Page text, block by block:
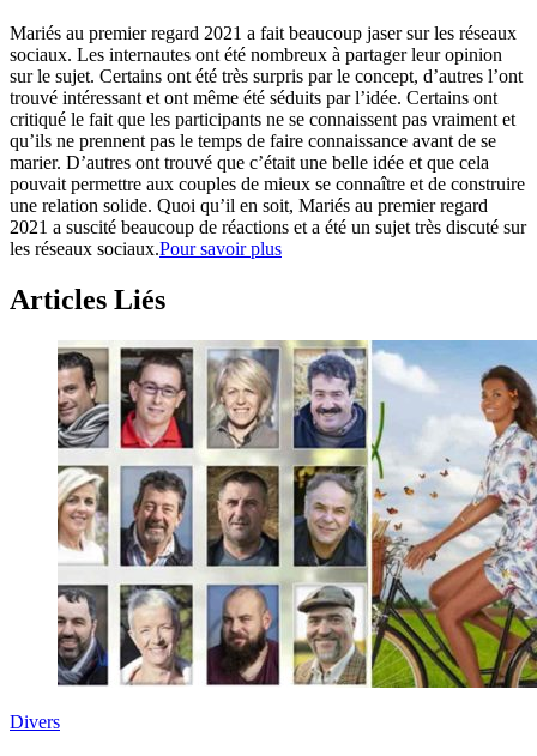
Mariés au premier regard 2021 a fait beaucoup jaser sur les réseaux
sociaux. Les internautes ont été nombreux à partager leur opinion
sur le sujet. Certains ont été très surpris par le concept, d’autres l’ont
trouvé intéressant et ont même été séduits par l’idée. Certains ont
critiqué le fait que les participants ne se connaissent pas vraiment et
qu’ils ne prennent pas le temps de faire connaissance avant de se
marier. D’autres ont trouvé que c’était une belle idée et que cela
pouvait permettre aux couples de mieux se connaître et de construire
une relation solide. Quoi qu’il en soit, Mariés au premier regard
2021 a suscité beaucoup de réactions et a été un sujet très discuté sur
les réseaux sociaux.Pour savoir plus
Articles Liés
Divers